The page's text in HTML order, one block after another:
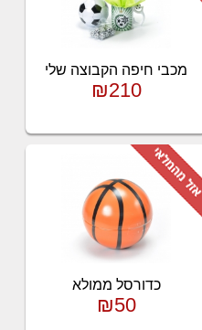
מכבי חיפה הקבוצה שלי
₪210
כדורסל ממולא
₪50